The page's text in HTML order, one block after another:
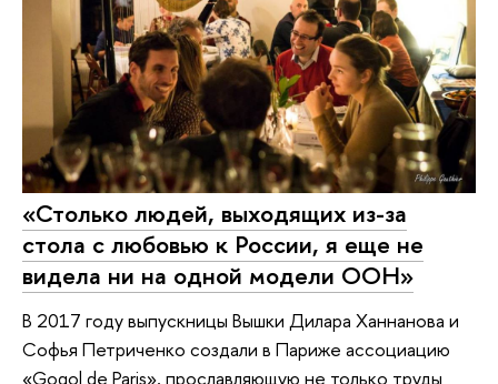
«Столько людей, выходящих из-за
стола с любовью к России, я еще не
видела ни на одной модели ООН»
В 2017 году выпускницы Вышки Дилара Ханнанова и
Софья Петриченко создали в Париже ассоциацию
«Gogol de Paris», прославляющую не только труды